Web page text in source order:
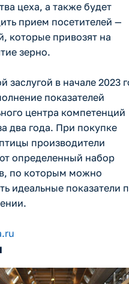
цеха, а также будет
прием посетителей —
которые привозят на
зерно.
заслугой в начале 2023
показателей
центра компетенций
два года. При покупке
производители
определенный набор
по которым можно
идеальные показатели